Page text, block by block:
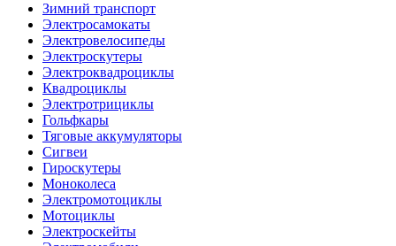
Зимний транспорт
Электросамокаты
Электровелосипеды
Электроскутеры
Электроквадроциклы
Квадроциклы
Электротрициклы
Гольфкары
Тяговые аккумуляторы
Сигвеи
Гироскутеры
Моноколеса
Электромотоциклы
Мотоциклы
Электроскейты